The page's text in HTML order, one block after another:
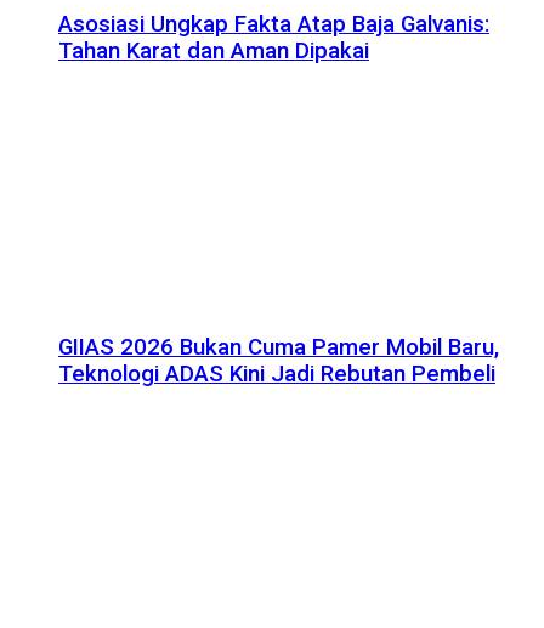
Asosiasi Ungkap Fakta Atap Baja Galvanis:
Tahan Karat dan Aman Dipakai
GIIAS 2026 Bukan Cuma Pamer Mobil Baru,
Teknologi ADAS Kini Jadi Rebutan Pembeli